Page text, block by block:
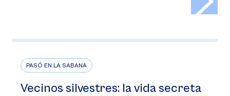
PASÓ EN LA SABANA
Vecinos silvestres: la vida secreta